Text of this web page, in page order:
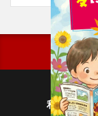
利用規約